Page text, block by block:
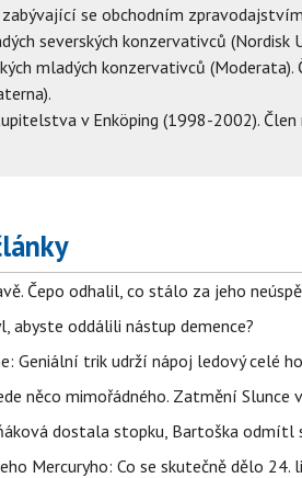
se obchodním
severských konzervativců (Nordisk
mladých konzervativců (Moderata).
v Enköping (1998-2002).
Čepo odhalil, co stálo za jeho
abyste oddálili nástup demence?
Geniální trik udrží nápoj ledový celé
něco mimořádného. Zatmění
dostala stopku, Bartoška
Mercuryho: Co se skutečně dělo 24.